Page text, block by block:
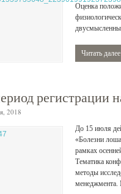
Оценка
Читать далее
регистрации
2018
До 15 июля
«Болезни
рамках
Тематика
методы
менеджмента.